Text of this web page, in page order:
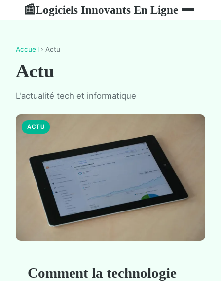
📰Logiciels Innovants En Ligne
Accueil › Actu
Actu
L'actualité tech et informatique
ACTU
Comment la technologie